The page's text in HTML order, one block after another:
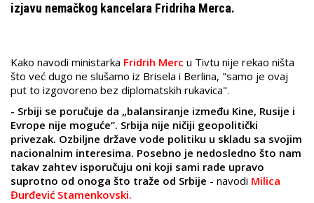
izjavu nemačkog kancelara Fridriha Merca.
Kako navodi ministarka Fridrih Merc u Tivtu nije rekao ništa
što već dugo ne slušamo iz Brisela i Berlina, "samo je ovaj
put to izgovoreno bez diplomatskih rukavica".
- Srbiji se poručuje da „balansiranje između Kine, Rusije i
Evrope nije moguće“. Srbija nije ničiji geopolitički
privezak. Ozbiljne države vode politiku u skladu sa svojim
nacionalnim interesima. Posebno je nedosledno što nam
takav zahtev isporučuju oni koji sami rade upravo
suprotno od onoga što traže od Srbije - navodi Milica
Đurđević Stamenkovski.